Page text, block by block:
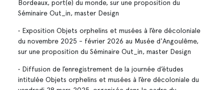
Bordeaux, port(e) du monde, sur une proposition du
Séminaire Out_in, master Design
• Exposition Objets orphelins et musées à l’ère décoloniale
du novembre 2025 - février 2026 au Musée d'Angoulême,
sur une proposition du Séminaire Out_in, master Design
• Diffusion de l’enregistrement de la journée d’études
intitulée Objets orphelins et musées à l’ère décoloniale du